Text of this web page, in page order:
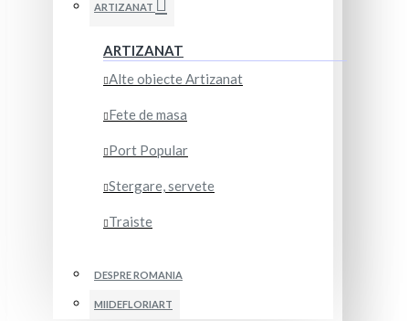
ARTIZANAT
ARTIZANAT
Alte obiecte Artizanat
Fete de masa
Port Popular
Stergare, servete
Traiste
DESPRE ROMANIA
MIIDEFLORIART